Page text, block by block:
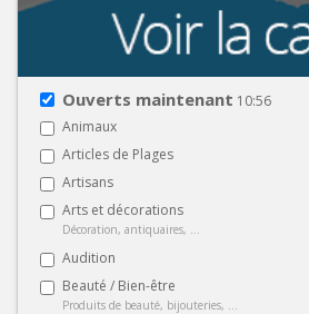
Ouverts maintenant 10:56
Animaux
Articles de Plages
Artisans
Arts et décorations
Décoration, antiquaires, ...
Audition
Beauté / Bien-être
Produits de beauté, bijouteries, ...